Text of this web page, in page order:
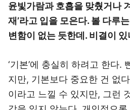
윤빛가람과 호흡을 맞췄거나
재’라고 입을 모은다. 볼 다루
변함이 없는 듯한데. 비결이 있
‘기본’에 충실히 하려고 한다.
지만, 기본보다 중요한 건 없
이라고 느낄 수 있지만, 그런